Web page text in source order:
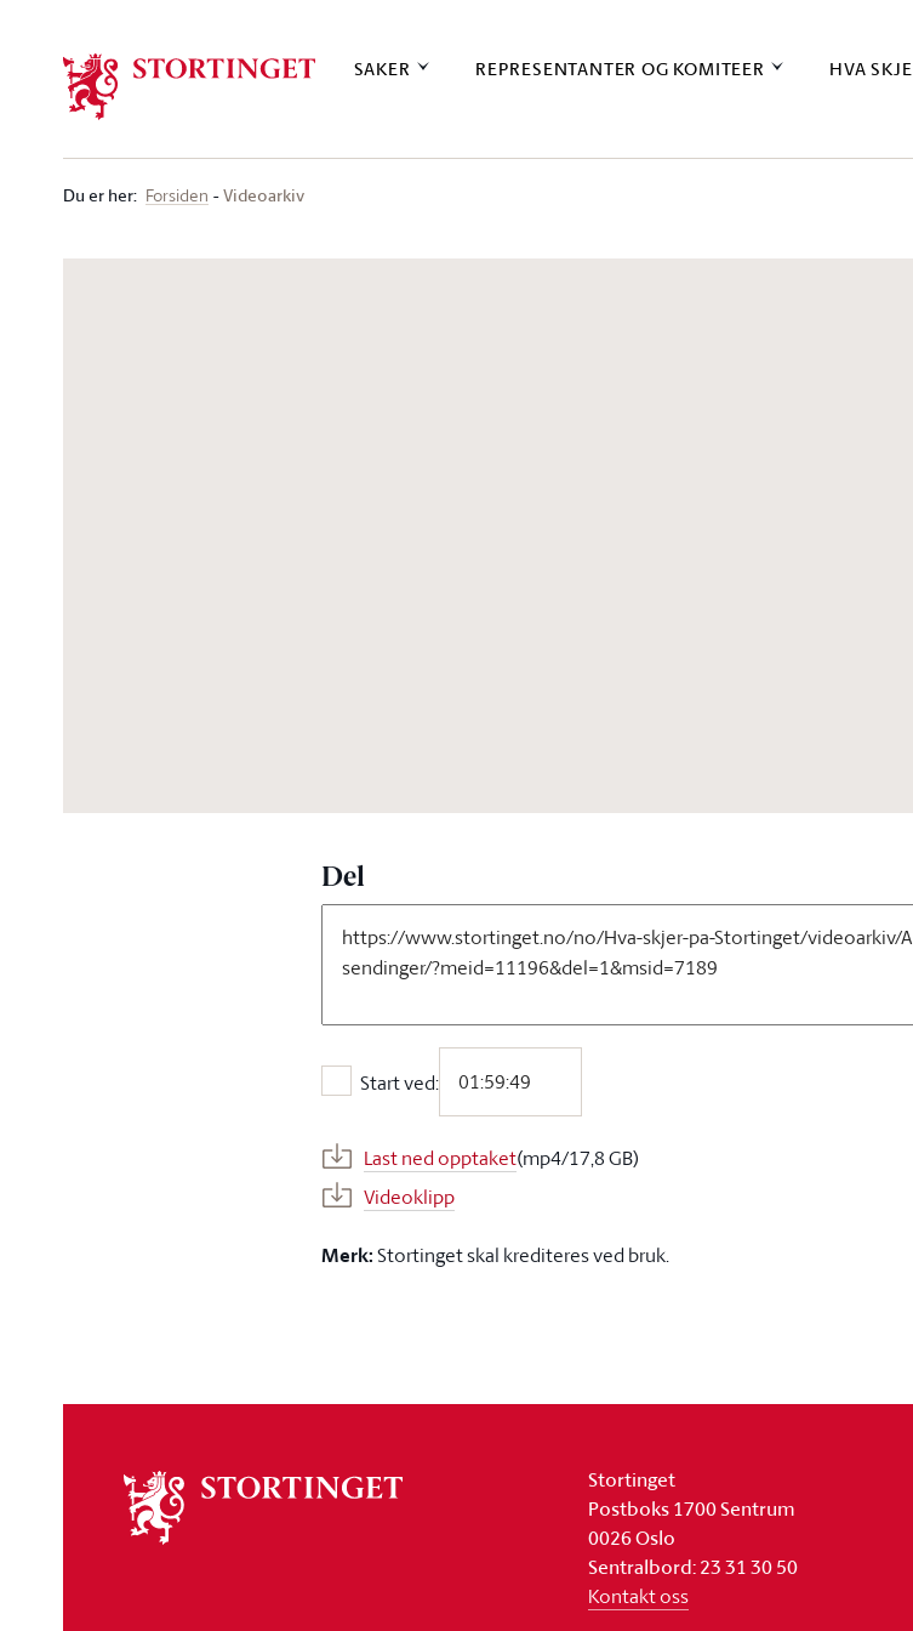
SAKER REPRESENTANTER OG KOMITEER HVA
Du er her: Forsiden Videoarkiv
Del
Start ved:
Start ved:
Last ned opptaket(mp4/17,8 GB)
Videoklipp
Merk:Stortinget skal krediteres ved bruk.
stortinget
Stortinget
Postboks 1700 Sentrum
0026 Oslo
Sentralbord: 23 31 30 50
Kontakt oss